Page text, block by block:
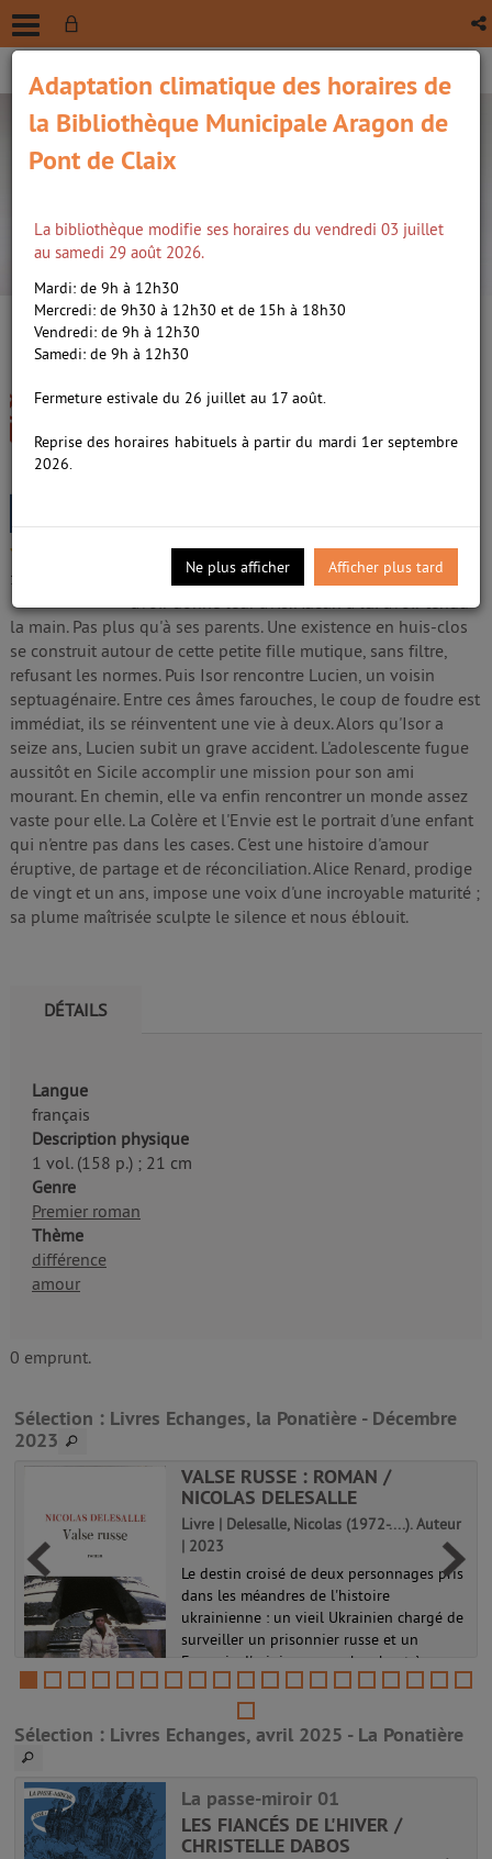
recherche avancée
5/5
1
La colère et l'envie, roman /
Renard, Alice (2002-....). Auteur
Edité parÉditions Héloïse d'Ormesson- 2023
Isor n'est pas une enfant comme les autres.
Idiote. Attardée. Différente. Ils sont nombreux à
avoir donné leur avis. Aucun à lui avoir tendu
la main. Pas plus qu'à ses parents. Une existence en huis-clos
se construit autour de cette petite fille mutique, sans filtre,
refusant les normes. Puis Isor rencontre Lucien, un voisin
septuagénaire. Entre ces âmes farouches, le coup de foudre est
immédiat, ils se réinventent une vie à deux. Alors qu'Isor a
seize ans, Lucien subit un grave accident. L'adolescente fugue
aussitôt en Sicile accomplir une mission pour son ami
mourant. En chemin, elle va enfin rencontrer un monde assez
vaste pour elle. La Colère et l'Envie est le portrait d'une enfant
qui n'entre pas dans les cases. C'est une histoire d'amour
éruptive, de partage et de réconciliation. Alice Renard, prodige
de vingt et un ans, impose une voix d'une incroyable maturité ;
sa plume maîtrisée sculpte le silence et nous éblouit.
DÉTAILS
Langue
français
Description physique
1 vol. (158 p.) ; 21 cm
Genre
Premier roman
Thème
différence
amour
0 emprunt.
Sélection : Livres Echanges, la Ponatière - Décembre
2023
VALSE RUSSE : ROMAN /
NICOLAS DELESALLE
Livre | Delesalle, Nicolas (1972-....). Auteur
| 2023
Le destin croisé de deux personnages pris
dans les méandres de l'histoire
ukrainienne : un vieil Ukrainien chargé de
surveiller un prisonnier russe et un
Français d'origine russe cherchant à
reconstituer le passé de sa mère tout e...
Sélection : Livres Echanges, avril 2025 - La Ponatière
La passe-miroir 01
LES FIANCÉS DE L'HIVER /
CHRISTELLE DABOS
Adaptation climatique des horaires de
la Bibliothèque Municipale Aragon de
Pont de Claix
La bibliothèque modifie ses horaires du vendredi 03 juillet
au samedi 29 août 2026.
Mardi: de 9h à 12h30
Mercredi: de 9h30 à 12h30 et de 15h à 18h30
Vendredi: de 9h à 12h30
Samedi: de 9h à 12h30
Fermeture estivale du 26 juillet au 17 août.
Reprise des horaires habituels à partir du mardi 1er septembre
2026.
Ne plus afficher Afficher plus tard